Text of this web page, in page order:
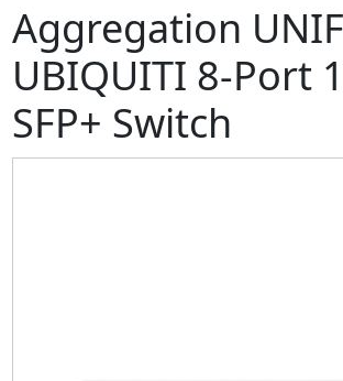
Aggregation
UBIQUITI 8-Port
SFP+ Switch